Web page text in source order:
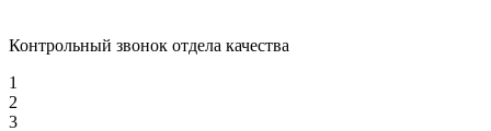
Контрольный звонок отдела качества
1
2
3